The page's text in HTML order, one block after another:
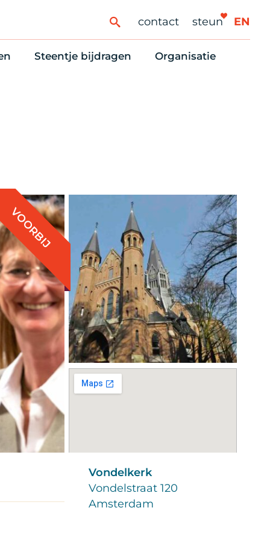
contact steun EN
Steentje bijdragen Organisatie
VOORBIJ
Vondelkerk
Vondelstraat 120
Amsterdam